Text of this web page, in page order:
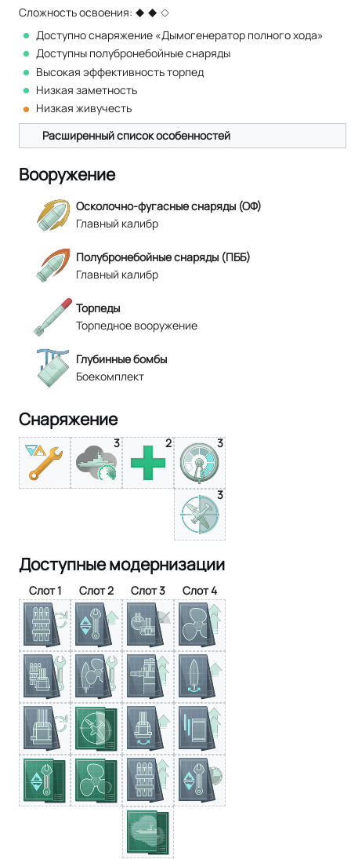
Сложность освоения:
Доступно снаряжение «Дымогенератор полного хода»
Доступны полубронебойные снаряды
Высокая эффективность торпед
Низкая заметность
Низкая живучесть
Расширенный список особенностей
Вооружение
Осколочно-фугасные снаряды (ОФ)
Главный калибр
Полубронебойные снаряды (ПББ)
Главный калибр
Торпеды
Торпедное вооружение
Глубинные бомбы
Боекомплект
Снаряжение
3 2 3
3
Доступные модернизации
Слот 1 Слот 2 Слот 3 Слот 4